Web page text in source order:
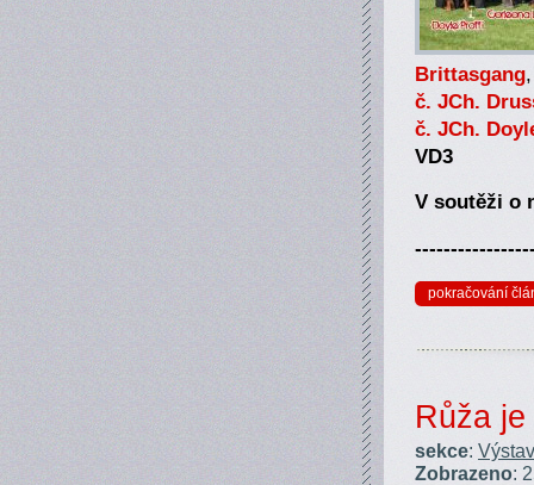
Brittasgang
č. JCh.
č. JCh.
VD3
V soutěži o
pokračování
Růža
sekce:
Zobrazeno: